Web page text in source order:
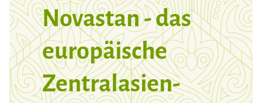
Novastan - das
europäische
Zentralasien-